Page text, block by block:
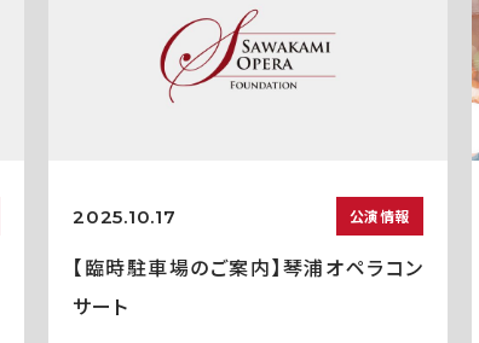
2025.10.17 公演情報
【臨時駐車場のご案内】琴浦オペラコン
サート